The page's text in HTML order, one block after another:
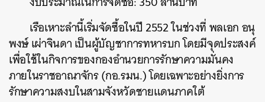
เรือเหาะลำนี้เริ่มจัดซื้อในปี 2552 ในช่วงที่ พลเอก อนุ
พงษ์ เผ่าจินดา เป็นผู้บัญชาการทหารบก โดยมีจุดประสงค์
เพื่อใช้ในกิจการของกองอำนวยการรักษาความมั่นคง
ภายในราชอาณาจักร (กอ.รมน.) โดยเฉพาะอย่างยิ่งการ
รักษาความสงบในสามจังหวัดชายแดนภาคใต้